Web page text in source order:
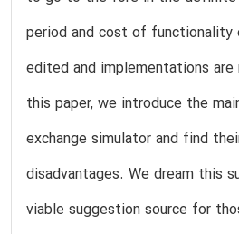
period and cost of functionality
edited and implementations are
this paper, we introduce the
exchange simulator and find
disadvantages. We dream this
viable suggestion source for